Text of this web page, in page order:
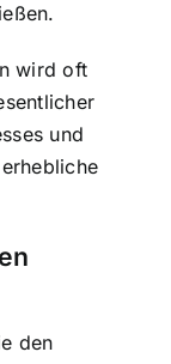
wird oft
und
den